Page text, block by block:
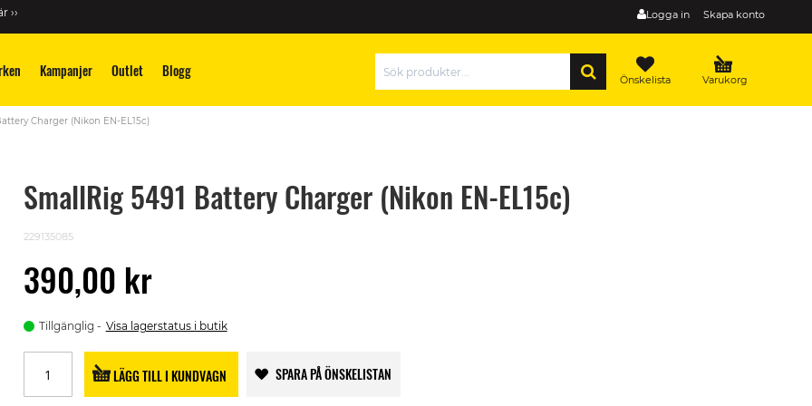
Logga in Skapa konto
››
Kampanjer Outlet Blogg Varukorg
Önskelista
Charger (Nikon EN-EL15c)
SmallRig 5491 Battery Charger (Nikon EN-EL15c)
229135085
390,00 kr
Tillgänglig Visa lagerstatus i butik
LÄGG TILL I KUNDVAGN SPARA PÅ ÖNSKELISTAN